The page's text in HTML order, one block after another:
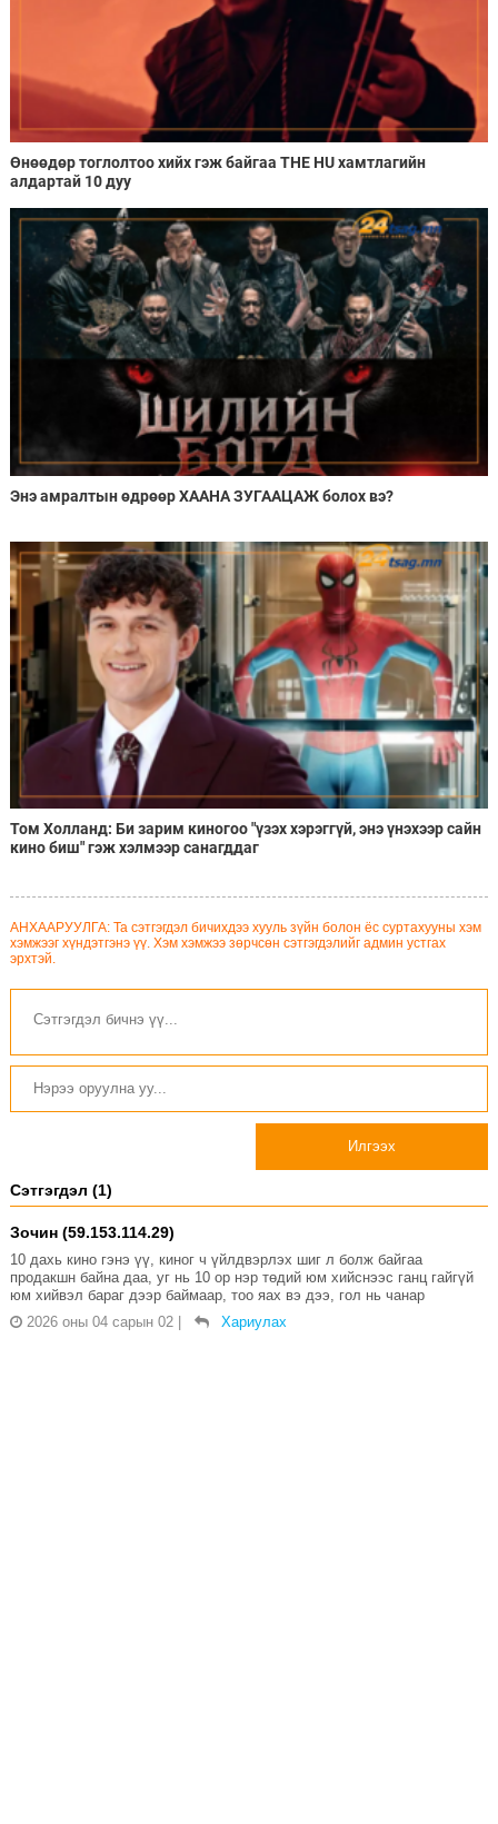
Өнөөдөр тоглолтоо хийх гэж байгаа THE HU хамтлагийн
алдартай 10 дуу
Энэ амралтын өдрөөр ХААНА ЗУГААЦАЖ болох вэ?
Том Холланд: Би зарим киногоо "үзэх хэрэггүй, энэ үнэхээр сайн
кино биш" гэж хэлмээр санагддаг
АНХААРУУЛГА: Та сэтгэгдэл бичихдээ хууль зүйн болон ёс суртахууны хэм
хэмжээг хүндэтгэнэ үү. Хэм хэмжээ зөрчсөн сэтгэгдэлийг админ устгах
эрхтэй.
Илгээх
Сэтгэгдэл (1)
Зочин (59.153.114.29)
10 дахь кино гэнэ үү, киног ч үйлдвэрлэх шиг л болж байгаа
продакшн байна даа, уг нь 10 ор нэр төдий юм хийснээс ганц гайгүй
юм хийвэл бараг дээр баймаар, тоо яах вэ дээ, гол нь чанар
2026 оны 04 сарын 02
Хариулах